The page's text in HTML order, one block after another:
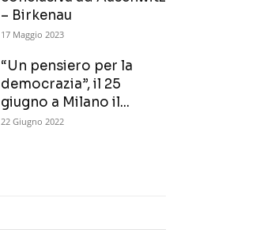
– Birkenau
17 Maggio 2023
“Un pensiero per la
democrazia”, il 25
giugno a Milano il...
22 Giugno 2022